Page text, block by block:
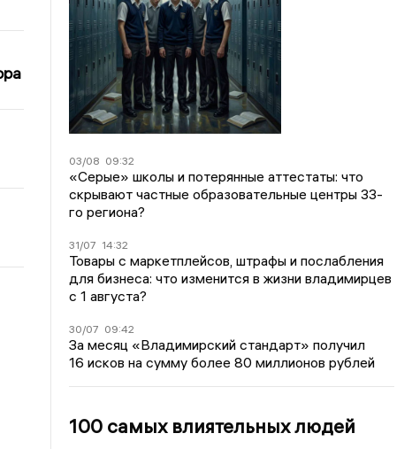
03/08 09:32
«Серые» школы и потерянные аттестаты: что
скрывают частные образовательные центры 33-
го региона?
31/07 14:32
Товары с маркетплейсов, штрафы и послабления
для бизнеса: что изменится в жизни владимирцев
с 1 августа?
30/07 09:42
За месяц «Владимирский стандарт» получил
16 исков на сумму более 80 миллионов рублей
100 самых влиятельных людей